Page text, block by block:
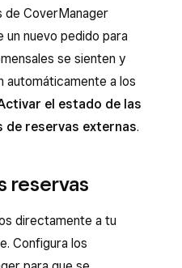
de CoverManager
nuevo pedido para
se sienten y
automáticamente a los
el estado de las
de reservas externas.
reservas
directamente a tu
Configura los